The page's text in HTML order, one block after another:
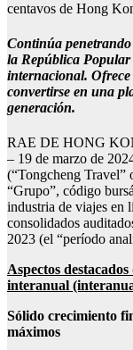
Continúa
la República
internacional. Ofrece
convertirse en una
generación.
RAE DE HONG
– 19 de marzo de
(“Tongcheng Travel”
“Grupo”, código
industria de viajes en
consolidados
2023 (el “período
Aspectos
interanual
Sólido crecimiento
máximos